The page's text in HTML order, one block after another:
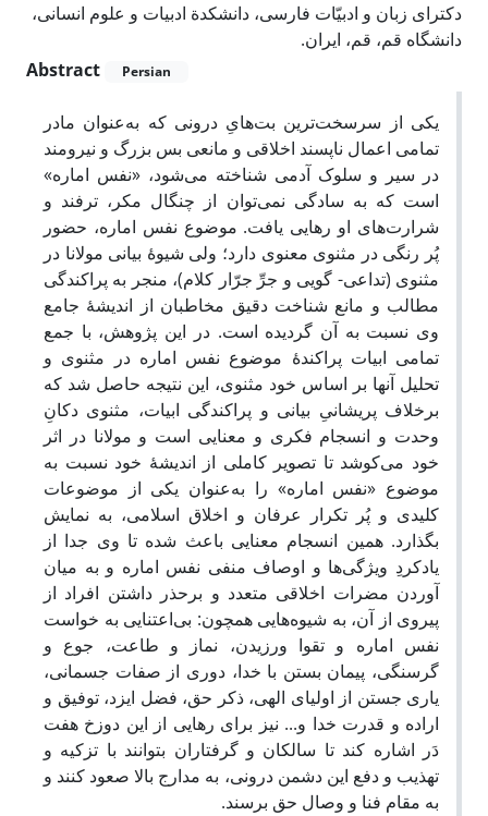
دکترای زبان و ادبیّات فارسی، دانشکدة ادبیات و علوم انسانی،
دانشگاه قم، قم، ایران.
Abstract
Persian
یکی از سرسخت‌ترین بت‌هایِ درونی که به‌عنوان مادر
تمامی اعمال ناپسند اخلاقی و مانعی بس بزرگ و نیرومند
در سیر و سلوک آدمی شناخته می‌شود، «نفس اماره»
است که به ‌‌‌سادگی نمی‌توان از چنگال مکر، ترفند و
شرارت‌های او رهایی یافت. موضوع نفس اماره، حضور
پُر رنگی در مثنوی معنوی دارد؛ ولی شیوۀ بیانی مولانا در
مثنوی (تداعی- گویی و جرِّ جرّار کلام)، منجر به پراکندگی
مطالب و مانع شناخت دقیق مخاطبان از اندیشۀ جامع
وی نسبت به آن گردیده است. در این پژوهش، با جمع
تمامی ابیات پراکندۀ موضوع نفس اماره در مثنوی و
تحلیل آنها بر اساس خود مثنوی، این نتیجه حاصل شد که
برخلاف پریشانیِ بیانی و پراکندگی ابیات، مثنوی دکانِ
وحدت و انسجام فکری و معنایی است و مولانا در اثر
خود می‌کوشد تا تصویر کاملی از اندیشۀ خود نسبت به
موضوع «نفس اماره» را به‌عنوان یکی از موضوعات
کلیدی و پُر تکرار عرفان و اخلاق اسلامی، به نمایش
بگذارد. همین انسجام معنایی باعث شده تا وی جدا از
یادکردِ ویژگی‌ها و اوصاف منفی نفس اماره و به میان
آوردن مضرات اخلاقی متعدد و برحذر داشتن افراد از
پیروی از آن، به شیوه‌هایی همچون: بی‌اعتنایی به خواست
نفس اماره و تقوا ورزیدن، نماز و طاعت، جوع و
گرسنگی، پیمان بستن با خدا، دوری از صفات جسمانی،
یاری جستن از اولیای الهی، ذکر حق، فضل ایزد، توفیق و
اراده و قدرت خدا و... نیز برای رهایی از این دوزخ هفت
دَر اشاره کند تا سالکان و گرفتاران بتوانند با تزکیه و
تهذیب و دفع این دشمن درونی، به مدارج بالا صعود کنند و
به مقام فنا و وصال حق برسند.